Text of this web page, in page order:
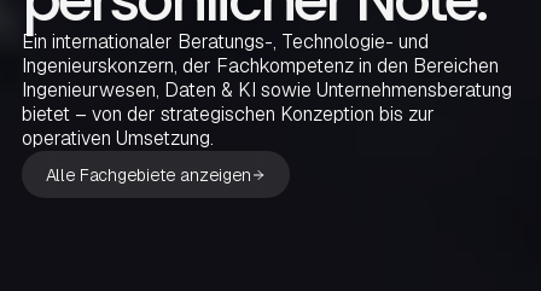
Ein internationaler Beratungs-, Technologie- und
Ingenieurskonzern, der Fachkompetenz in den Bereichen
Ingenieurwesen, Daten & KI sowie Unternehmensberatung
bietet – von der strategischen Konzeption bis zur
operativen Umsetzung.
Alle Fachgebiete anzeigen